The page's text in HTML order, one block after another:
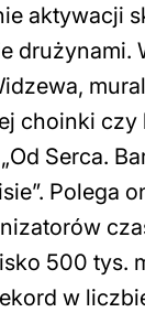
aktywacji
drużynami.
choinki czy
Serca.
Polega
500 tys.
w